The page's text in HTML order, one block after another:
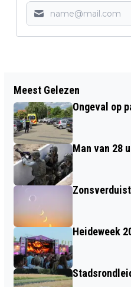
SCOOTERRIJDER
GETRAPT, POLITIE
DRINGEND GETUIGEN
Meest Gelezen
Ongeval op
Man van 28
Heideweek